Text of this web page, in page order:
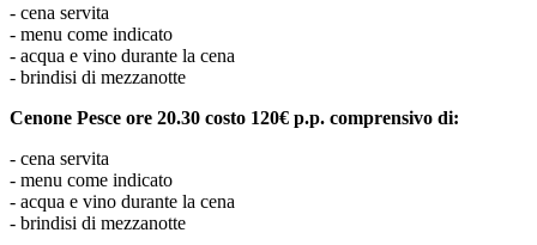
- cena servita
- menu come indicato
- acqua e vino durante la cena
- brindisi di mezzanotte
Cenone Pesce ore 20.30 costo 120€ p.p. comprensivo di:
- cena servita
- menu come indicato
- acqua e vino durante la cena
- brindisi di mezzanotte